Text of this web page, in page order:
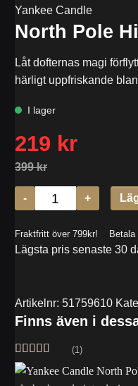
Betygsatt5
av 5 baserat
på
1
kundrecension
Yankee Candle
North Pole
Låt dofternas magi
härligt uppfriskande
Lägsta pris senaste 30
Artikelnr: 51759610
Finns även i
Betygsatt
5
av 5
(1)